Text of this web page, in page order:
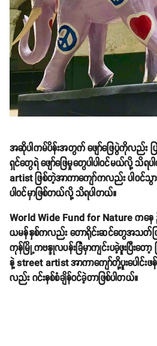
အဆိုပါကမ်ပိန်းအတွက် ဖျော်ဖြေပွဲကိုလည်း ပ
ရှင်တွေရဲ ဖျော်ဖြေမှုတွေပါပါဝင်မယ်လို့ သိရ
artist ဖြစ်တဲ့အာကာကျော်ကလည်း ပါဝင်သွာ
ပါဝင်မှာဖြစ်တယ်လို့ သိရပါတယ်။
World Wide Fund for Nature ကနေ ဦး
ယမန်နှစ်ကလည်း တောရိုင်းဆင်တွေအသတ်ဖြ
ကုန်မြို့ကဗန္ဒုလပန်းခြံမှာကျင်းပခဲ့ဖူးပြီးတ
နဲ့ street artist အာကာကျော်တို့ပူးပေါင်
လည်း ဂင်းနစ်စံချိန်ဝင်ခဲ့တာဖြစ်ပါတယ်။